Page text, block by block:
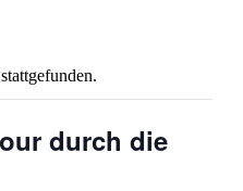
durch die